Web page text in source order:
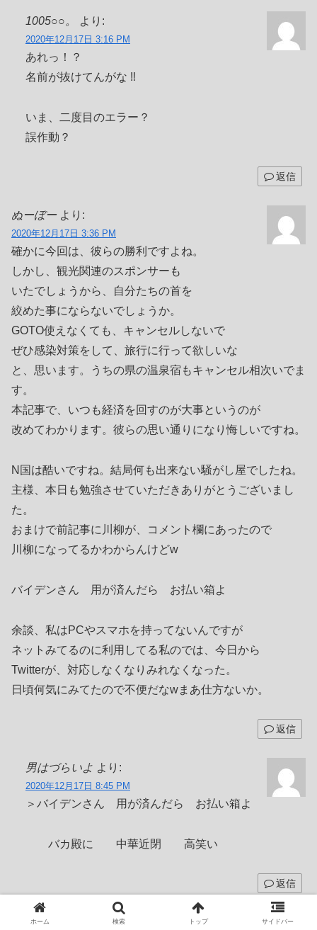
1005○○。 より:
2020年12月17日 3:16 PM
あれっ！？
名前が抜けてんがな ‼︎
いま、二度目のエラー？
誤作動？
返信
ぬーぼー より:
2020年12月17日 3:36 PM
確かに今回は、彼らの勝利ですよね。
しかし、観光関連のスポンサーも
いたでしょうから、自分たちの首を
絞めた事にならないでしょうか。
GOTO使えなくても、キャンセルしないで
ぜひ感染対策をして、旅行に行って欲しいな
と、思います。うちの県の温泉宿もキャンセル相次いでま
す。
本記事で、いつも経済を回すのが大事というのが
改めてわかります。彼らの思い通りになり悔しいですね。
N国は酷いですね。結局何も出来ない騒がし屋でしたね。
主様、本日も勉強させていただきありがとうございまし
た。
おまけで前記事に川柳が、コメント欄にあったので
川柳になってるかわからんけどw
バイデンさん 用が済んだら お払い箱よ
余談、私はPCやスマホを持ってないんですが
ネットみてるのに利用してる私のでは、今日から
Twitterが、対応しなくなりみれなくなった。
日頃何気にみてたので不便だなwまあ仕方ないか。
返信
男はづらいよ より:
2020年12月17日 8:45 PM
＞バイデンさん 用が済んだら お払い箱よ
バカ殿に 中華近閉 高笑い
返信
ＰＨ
ホーム 検索 トップ サイドバー